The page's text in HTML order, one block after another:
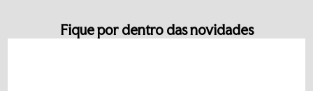
Fique por dentro das novidades